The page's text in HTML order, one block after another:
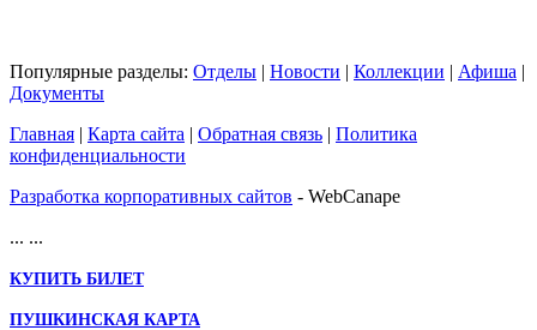
Популярные разделы: Отделы | Новости | Коллекции | Афиша |
Документы
Главная | Карта сайта | Обратная связь | Политика
конфиденциальности
Разработка корпоративных сайтов - WebCanape
... ...
КУПИТЬ БИЛЕТ
ПУШКИНСКАЯ КАРТА